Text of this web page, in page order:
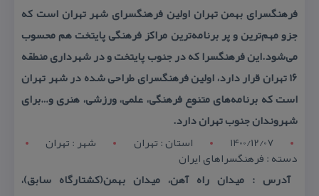
فرهنگسرای بهمن تهران اولین فرهنگسرای شهر تهران است كه
جزو مهم‌ترین و پر برنامه‌ترین مراكز فرهنگی پایتخت هم محسوب
می‌شود.این فرهنگسرا كه در جنوب پایتخت و در شهرداری منطقه
۱۶ تهران قرار دارد، اولین فرهنگسرای طراحی شده در شهر تهران
است كه برنامه‌های متنوع فرهنگی، علمی، ورزشی، هنری و…برای
شهروندان جنوب تهران دارد.
1400/12/07
استان : تهران شهر : تهران
دسته : فرهنگسراهای ایران
آدرس : میدان راه آهن، میدان بهمن(كشتارگاه سابق)،